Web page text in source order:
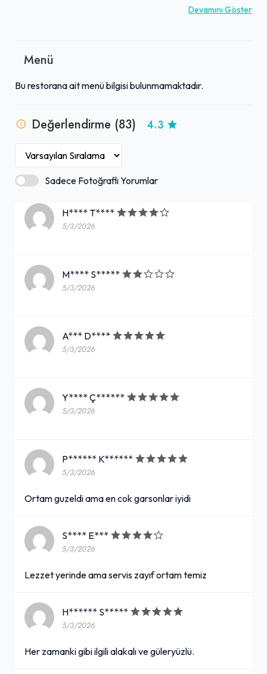
tam not almaktadır. Menüsünde sulu yemekler, özel imalat
yaratan işletme, temiz ve ferah ortamıyla da dikkat
mekan, Sodexo gibi ödeme kolaylıkları ve genel olarak
Devamını Göster
Menü
Bu restorana ait menü bilgisi bulunmamaktadır.
Değerlendirme (83) 4.3
Sadece Fotoğraflı Yorumlar
H**** T****
5/3/2026
M**** S*****
5/3/2026
A*** D****
5/3/2026
Y**** Ç******
5/3/2026
P****** K******
5/3/2026
Ortam guzeldi ama en cok garsonlar iyidi
S**** E***
5/3/2026
Lezzet yerinde ama servis zayıf ortam temiz
H****** S*****
5/3/2026
Her zamanki gibi ilgili alakalı ve güleryüzlü.